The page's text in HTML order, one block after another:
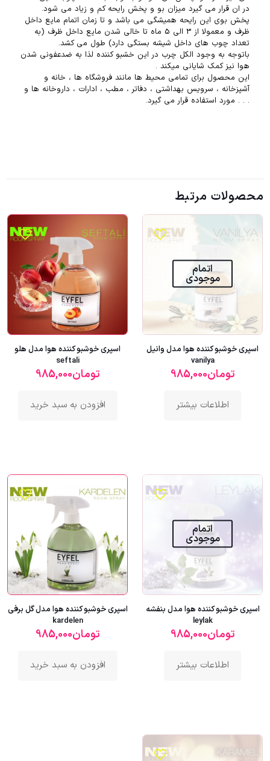
در ان قرار می گیرد میزان بو و پخش رایحه کم و زیاد می شود.
پخش بوی این رایحه همیشگی می باشد و تا زمان اتمام مایع داخل
ظرف و معمولا از 3 الی 5 ماه تا خالی شدن مایع داخل ظرف (به
تعداد چوب های داخل شیشه بستگی دارد) طول می کشد.
باتوجه به وجود الکل چرب در این خشبو کننده لذا به ضدعفونی شدن
هوا نیز کمک شایانی میکند .
این محصول برای تمامی محیط ها مانند فروشگاه ها ، خانه و
آشپزخانه ، سرویس بهداشتی ، دفاتر ، مطب ، ادارات ، داروخانه ها و
. . . مورد استفاده قرار می گیرد.
محصولات مرتبط
اتمام
موجودی
اسپری خوشبو کننده هوا مدل وانیل
vanilya
تومان985,000
اطلاعات بیشتر
اسپری خوشبو کننده هوا مدل هلو
seftali
تومان985,000
افزودن به سبد خرید
اتمام
موجودی
اسپری خوشبو کننده هوا مدل بنفشه
leylak
تومان985,000
اطلاعات بیشتر
اسپری خوشبو کننده هوا مدل گل برفی
kardelen
تومان985,000
افزودن به سبد خرید